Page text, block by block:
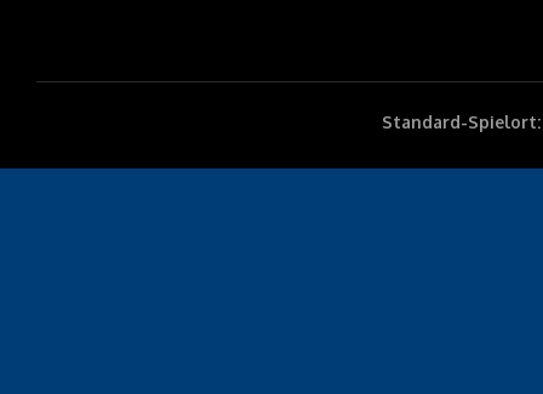
Standard-Spielort: